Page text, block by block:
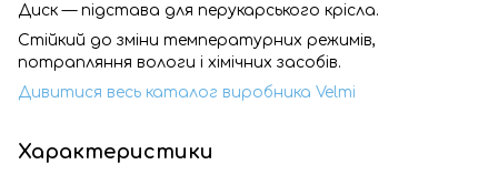
Диск — підстава для перукарського крісла.
Стійкий до зміни температурних режимів,
потрапляння вологи і хімічних засобів.
Дивитися весь каталог виробника Velmi
Характеристики